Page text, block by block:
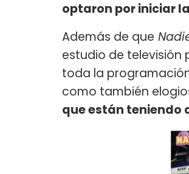
optaron por iniciar
Además de que
estudio de televisión
toda la
como también
que están teniendo